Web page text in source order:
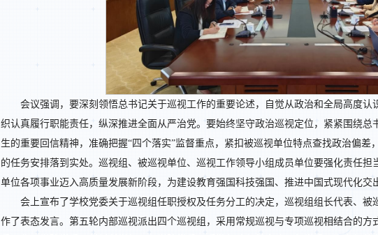
会议强调，要深刻领悟总书记关于巡视工作的重要论述，自觉从政治和全局高度
织认真履行职能责任，纵深推进全面从严治党。要始终坚守政治巡视定位，紧紧围绕
生的重要回信精神，准确把握“四个落实”监督重点，紧扣被巡视单位特点查找政治偏
的任务安排落到实处。巡视组、被巡视单位、巡视工作领导小组成员单位要强化责任
单位各项事业迈入高质量发展新阶段，为建设教育强国科技强国、推进中国式现代化交
会上宣布了学校党委关于巡视组任职授权及任务分工的决定，巡视组组长代表、
作了表态发言。第五轮内部巡视派出四个巡视组，采用常规巡视与专项巡视相结合的